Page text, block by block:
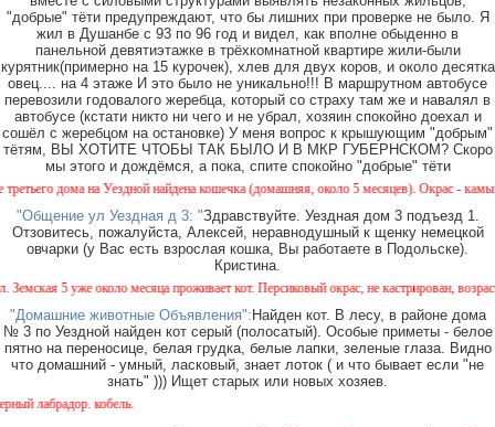
"добрые" тёти предупреждают, что бы лишних при проверке не было. Я
жил в Душанбе с 93 по 96 год и видел, как вполне обыденно в
панельной девятиэтажке в трёхкомнатной квартире жили-были
курятник(примерно на 15 курочек), хлев для двух коров, и около десятка
овец.... на 4 этаже И это было не уникально!!! В маршрутном автобусе
перевозили годовалого жеребца, который со страху там же и навалял в
автобусе (кстати никто ни чего и не убрал, хозяин спокойно доехал и
сошёл с жеребцом на остановке) У меня вопрос к крышующим "добрым"
тётям, ВЫ ХОТИТЕ ЧТОБЫ ТАК БЫЛО И В МКР ГУБЕРНСКОМ? Скоро
мы этого и дождёмся, а пока, спите спокойно "добрые" тёти
дома на Уездной найдена кошечка (домашняя, около 5 месяцев). Окрас -
"Общение ул Уездная д 3: "Здравствуйте. Уездная дом 3 подъезд 1.
Отзовитесь, пожалуйста, Алексей, неравнодушный к щенку немецкой
овчарки (у Вас есть взрослая кошка, Вы работаете в Подольске).
Кристина.
5 уже около месяца проживает кот. Персиковый окрас, не кастрирован,
"Домашние животные Объявления": Найден кот. В лесу, в районе дома
№ 3 по Уездной найден кот серый (полосатый). Особые приметы - белое
пятно на переносице, белая грудка, белые лапки, зеленые глаза. Видно
что домашний - умный, ласковый, знает лоток ( и что бывает если "не
знать" ))) Ищет старых или новых хозяев.
лабрадор. кобель.